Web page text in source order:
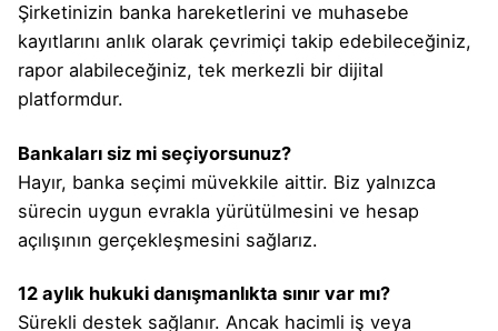
Şirketinizin banka hareketlerini ve muhasebe
kayıtlarını anlık olarak çevrimiçi takip edebileceğiniz,
rapor alabileceğiniz, tek merkezli bir dijital
platformdur.
Bankaları siz mi seçiyorsunuz?
Hayır, banka seçimi müvekkile aittir. Biz yalnızca
sürecin uygun evrakla yürütülmesini ve hesap
açılışının gerçekleşmesini sağlarız.
12 aylık hukuki danışmanlıkta sınır var mı?
Sürekli destek sağlanır. Ancak hacimli iş veya